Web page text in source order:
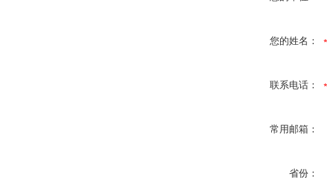
您的姓名：
联系电话：
常用邮箱：
省份：